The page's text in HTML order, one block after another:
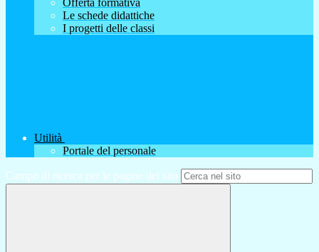
Offerta formativa
Le schede didattiche
I progetti delle classi
Utilità
Portale del personale
Campo di ricerca per le pagine del sito